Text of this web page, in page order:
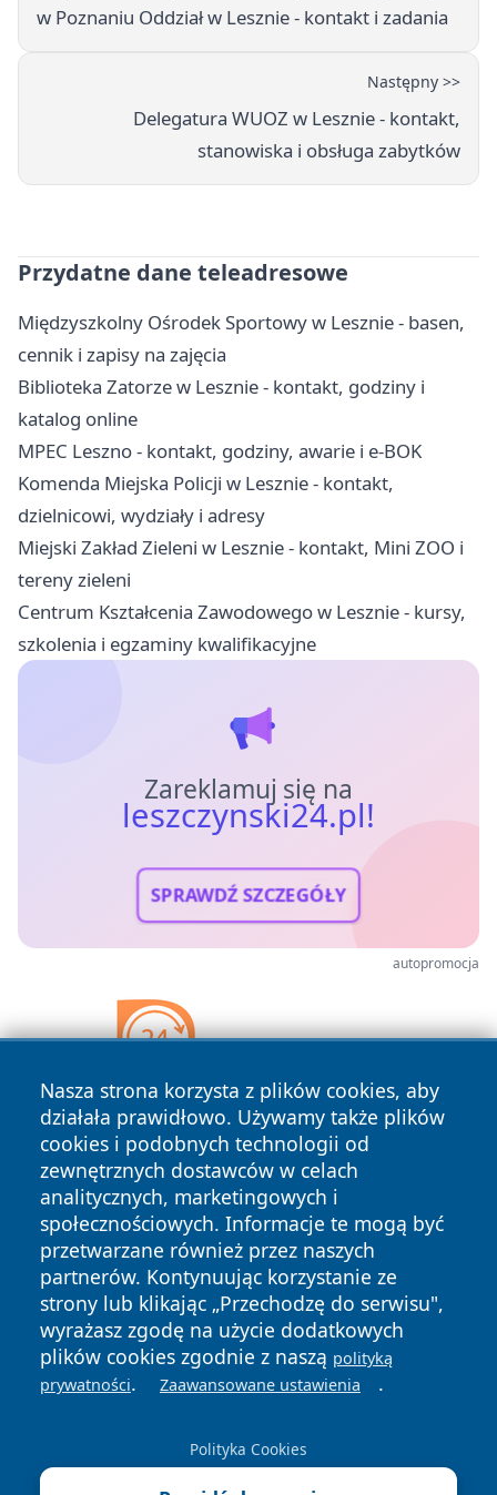
w Poznaniu Oddział w Lesznie - kontakt i zadania
Następny >>
Delegatura WUOZ w Lesznie - kontakt,
stanowiska i obsługa zabytków
Przydatne dane teleadresowe
Międzyszkolny Ośrodek Sportowy w Lesznie - basen,
cennik i zapisy na zajęcia
Biblioteka Zatorze w Lesznie - kontakt, godziny i
katalog online
MPEC Leszno - kontakt, godziny, awarie i e-BOK
Komenda Miejska Policji w Lesznie - kontakt,
dzielnicowi, wydziały i adresy
Miejski Zakład Zieleni w Lesznie - kontakt, Mini ZOO i
tereny zieleni
Centrum Kształcenia Zawodowego w Lesznie - kursy,
szkolenia i egzaminy kwalifikacyjne
Zareklamuj się na
leszczynski24.pl!
SPRAWDŹ SZCZEGÓŁY
autopromocja
Nasza strona korzysta z plików cookies, aby
działała prawidłowo. Używamy także plików
cookies i podobnych technologii od
zewnętrznych dostawców w celach
analitycznych, marketingowych i
społecznościowych. Informacje te mogą być
przetwarzane również przez naszych
partnerów. Kontynuując korzystanie ze
strony lub klikając „Przechodzę do serwisu",
wyrażasz zgodę na użycie dodatkowych
plików cookies zgodnie z naszą polityką
prywatności. Zaawansowane ustawienia .
Polityka Cookies
Copyright © 2026 leszczynski24.pl Wszystkie prawa
zastrzeżone.
Prywatności